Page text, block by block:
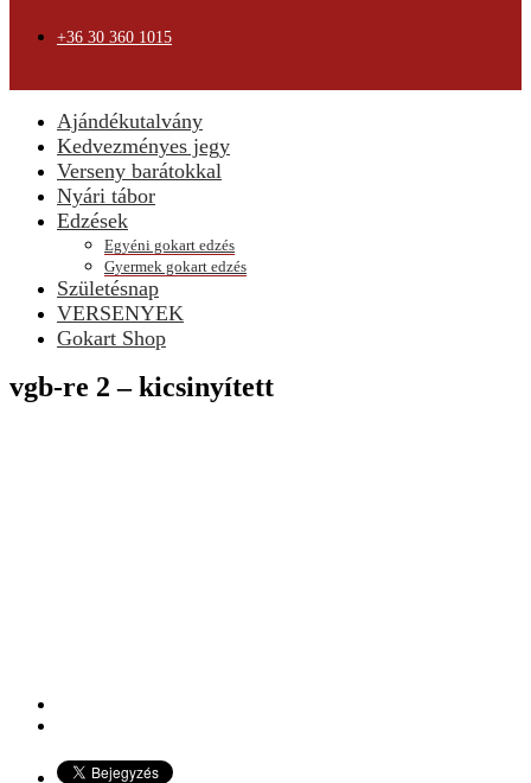
+36 30 360 1015
Ajándékutalvány
Kedvezményes jegy
Verseny barátokkal
Nyári tábor
Edzések
Egyéni gokart edzés
Gyermek gokart edzés
Születésnap
VERSENYEK
Gokart Shop
vgb-re 2 – kicsinyített